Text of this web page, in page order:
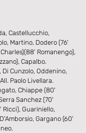
Castellucchio,
Martino, Dodero (76'
Romanengo),
Capalbo.
Cunzolo, Oddenino,
Paolo Livellara.
Chiappe (80'
Sanchez (70'
Guariniello,
Gargano (60'